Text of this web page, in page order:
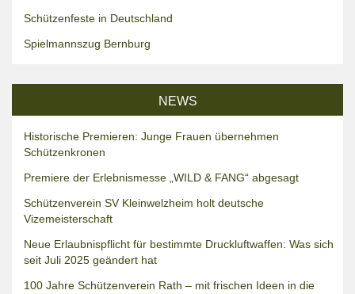
Schützenfeste in Deutschland
Spielmannszug Bernburg
NEWS
Historische Premieren: Junge Frauen übernehmen
Schützenkronen
Premiere der Erlebnismesse „WILD & FANG“ abgesagt
Schützenverein SV Kleinwelzheim holt deutsche
Vizemeisterschaft
Neue Erlaubnispflicht für bestimmte Druckluftwaffen: Was sich
seit Juli 2025 geändert hat
100 Jahre Schützenverein Rath – mit frischen Ideen in die